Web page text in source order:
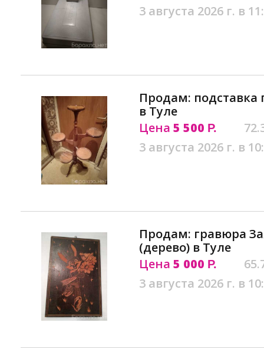
3 августа 2026 г. в
Продам: подставка
в Туле
Цена 5 500 Р.
3 августа 2026 г. в
Продам: гравюра
(дерево) в Туле
Цена 5 000 Р.
3 августа 2026 г. в